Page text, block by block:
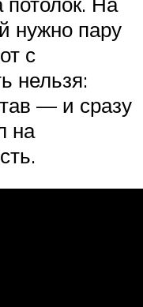
нужно пару
с
нельзя:
— и сразу
на